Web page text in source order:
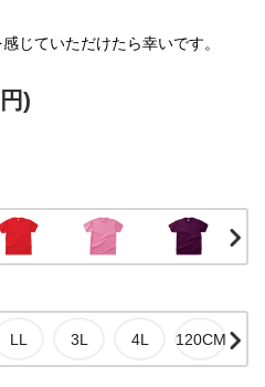
じていただけたら幸いです。
)